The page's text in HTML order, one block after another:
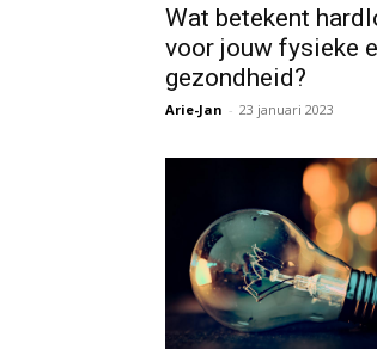
Wat betekent
voor jouw fysieke
gezondheid?
Arie-Jan - 23 januari 2023